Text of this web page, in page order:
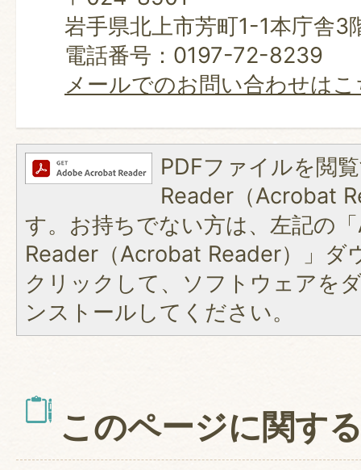
岩手県北上市芳町1-1本庁舎3
電話番号：0197-72-8239
メールでのお問い合わせは
PDFファイルを閲
Reader（Acrobat
す。お持ちでない方は、左記の
Reader（Acrobat Reader）」ダ
クリックして、ソフトウェアを
ンストールしてください。
このページに関す